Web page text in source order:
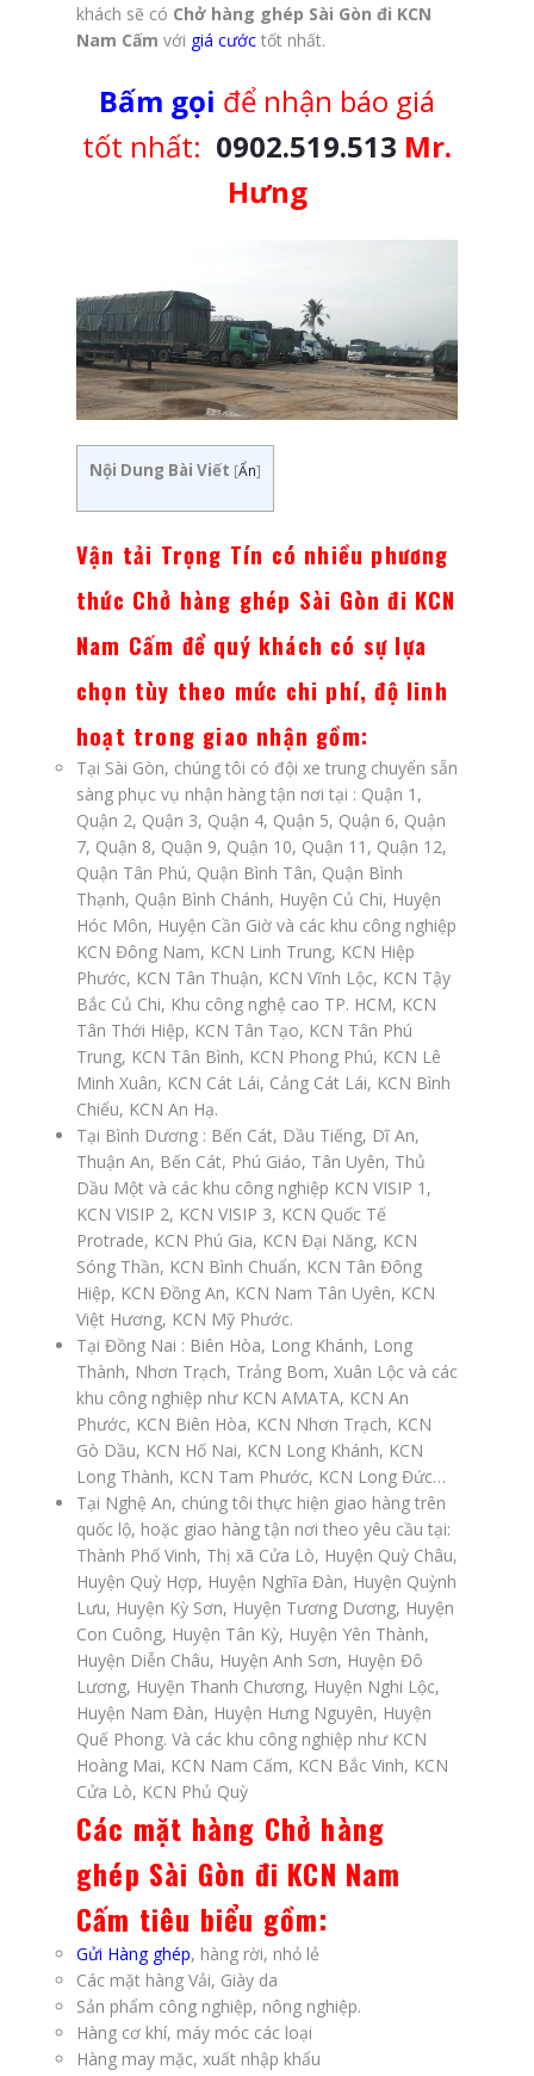
khách sẽ có Chở hàng ghép Sài Gòn đi KCN
Nam Cấm với giá cước tốt nhất.
Bấm gọi để nhận báo giá
tốt nhất: 0902.519.513 Mr.
Hưng
Nội Dung Bài Viết [Ẩn]
Vận tải Trọng Tín có nhiều phương
thức Chở hàng ghép Sài Gòn đi KCN
Nam Cấm để quý khách có sự lựa
chọn tùy theo mức chi phí, độ linh
hoạt trong giao nhận gồm:
Tại Sài Gòn, chúng tôi có đội xe trung chuyển sẵn
sàng phục vụ nhận hàng tận nơi tại : Quận 1,
Quận 2, Quận 3, Quận 4, Quận 5, Quận 6, Quận
7, Quận 8, Quận 9, Quận 10, Quận 11, Quận 12,
Quận Tân Phú, Quận Bình Tân, Quận Bình
Thạnh, Quận Bình Chánh, Huyện Củ Chi, Huyện
Hóc Môn, Huyện Cần Giờ và các khu công nghiệp
KCN Đông Nam, KCN Linh Trung, KCN Hiệp
Phước, KCN Tân Thuận, KCN Vĩnh Lộc, KCN Tậy
Bắc Củ Chi, Khu công nghệ cao TP. HCM, KCN
Tân Thới Hiệp, KCN Tân Tạo, KCN Tân Phú
Trung, KCN Tân Bình, KCN Phong Phú, KCN Lê
Minh Xuân, KCN Cát Lái, Cảng Cát Lái, KCN Bình
Chiểu, KCN An Hạ.
Tại Bình Dương : Bến Cát, Dầu Tiếng, Dĩ An,
Thuận An, Bến Cát, Phú Giáo, Tân Uyên, Thủ
Dầu Một và các khu công nghiệp KCN VISIP 1,
KCN VISIP 2, KCN VISIP 3, KCN Quốc Tế
Protrade, KCN Phú Gia, KCN Đại Năng, KCN
Sóng Thần, KCN Bình Chuẩn, KCN Tân Đông
Hiệp, KCN Đồng An, KCN Nam Tân Uyên, KCN
Việt Hương, KCN Mỹ Phước.
Tại Đồng Nai : Biên Hòa, Long Khánh, Long
Thành, Nhơn Trạch, Trảng Bom, Xuân Lộc và các
khu công nghiệp như KCN AMATA, KCN An
Phước, KCN Biên Hòa, KCN Nhơn Trạch, KCN
Gò Dầu, KCN Hố Nai, KCN Long Khánh, KCN
Long Thành, KCN Tam Phước, KCN Long Đức…
Tại Nghệ An, chúng tôi thực hiện giao hàng trên
quốc lộ, hoặc giao hàng tận nơi theo yêu cầu tại:
Thành Phố Vinh, Thị xã Cửa Lò, Huyện Quỳ Châu,
Huyện Quỳ Hợp, Huyện Nghĩa Đàn, Huyện Quỳnh
Lưu, Huyện Kỳ Sơn, Huyện Tương Dương, Huyện
Con Cuông, Huyện Tân Kỳ, Huyện Yên Thành,
Huyện Diễn Châu, Huyện Anh Sơn, Huyện Đô
Lương, Huyện Thanh Chương, Huyện Nghi Lộc,
Huyện Nam Đàn, Huyện Hưng Nguyên, Huyện
Quế Phong. Và các khu công nghiệp như KCN
Hoàng Mai, KCN Nam Cấm, KCN Bắc Vinh, KCN
Cửa Lò, KCN Phủ Quỳ
Các mặt hàng Chở hàng
ghép Sài Gòn đi KCN Nam
Cấm tiêu biểu gồm:
Gửi Hàng ghép, hàng rời, nhỏ lẻ
Các mặt hàng Vải, Giày da
Sản phẩm công nghiệp, nông nghiệp.
Hàng cơ khí, máy móc các loại
Hàng may mặc, xuất nhập khẩu